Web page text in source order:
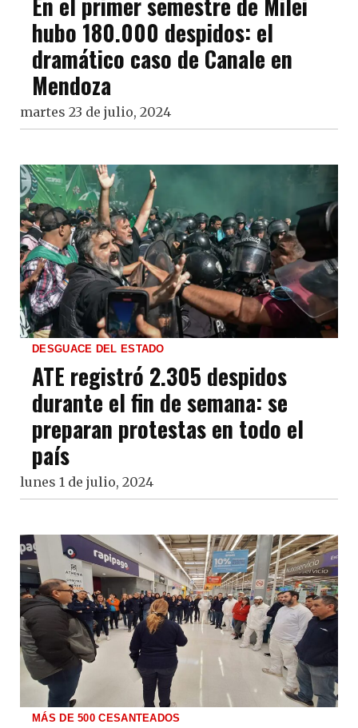
hubo 180.000 despidos: el
dramático caso de Canale en
Mendoza
martes 23 de julio, 2024
DESGUACE DEL ESTADO
ATE registró 2.305 despidos
durante el fin de semana: se
preparan protestas en todo el
país
lunes 1 de julio, 2024
MÁS DE 500 CESANTEADOS